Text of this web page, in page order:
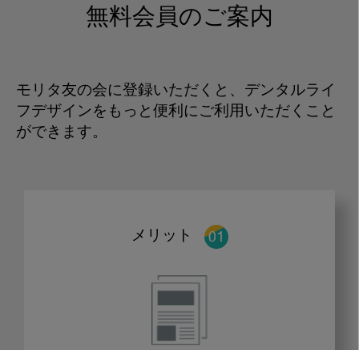
無料会員のご案内
モリタ友の会に登録いただくと、デンタルライ
フデザインをもっと便利にご利用いただくこと
ができます。
メリット